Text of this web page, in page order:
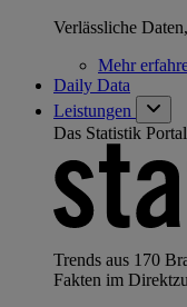
Verlässliche
Mehr
Daily Data
Leistungen
Das Statistik Portal
Trends aus 170
Fakten im